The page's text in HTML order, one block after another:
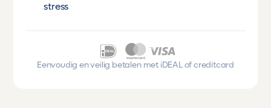
stress
Eenvoudig en veilig betalen met iDEAL of creditcard